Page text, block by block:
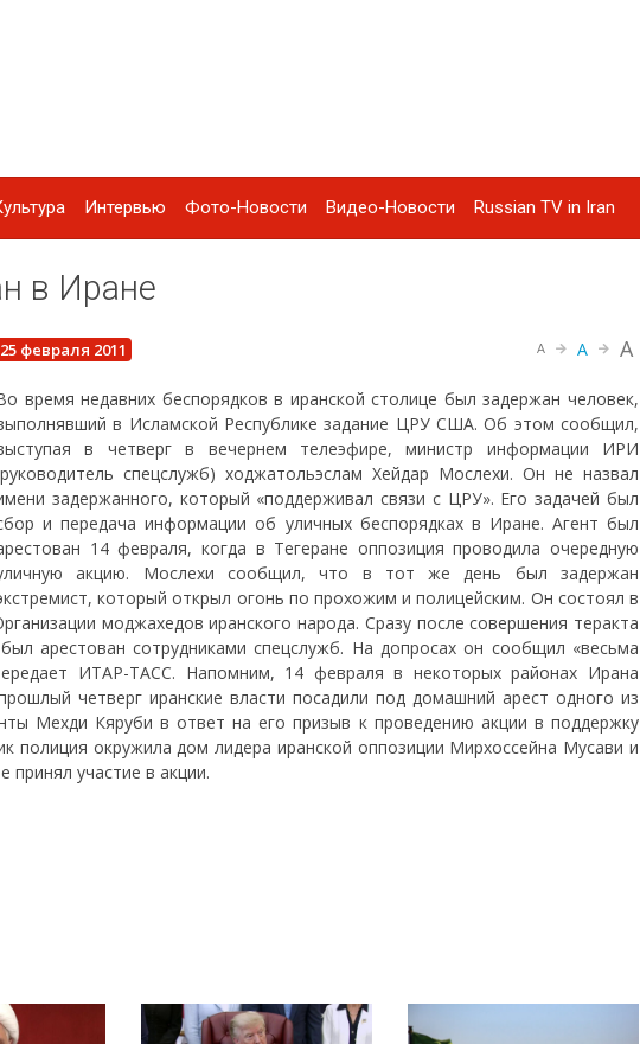
Интервью Фото-Новости Видео-Новости Russian TV in Iran
в Иране
25 февраля 2011 A A A
время недавних беспорядков в иранской столице был задержан человек,
в Исламской Республике задание ЦРУ США. Об этом сообщил,
в четверг в вечернем телеэфире, министр информации ИРИ
спецслужб) ходжатольэслам Хейдар Мослехи. Он не назвал
задержанного, который «поддерживал связи с ЦРУ». Его задачей был
и передача информации об уличных беспорядках в Иране. Агент был
14 февраля, когда в Тегеране оппозиция проводила очередную
акцию. Мослехи сообщил, что в тот же день был задержан
который открыл огонь по прохожим и полицейским. Он состоял в
моджахедов иранского народа. Сразу после совершения теракта
арестован сотрудниками спецслужб. На допросах он сообщил «весьма
ИТАР-ТАСС. Напомним, 14 февраля в некоторых районах Ирана
четверг иранские власти посадили под домашний арест одного из
Мехди Кяруби в ответ на его призыв к проведению акции в поддержку
полиция окружила дом лидера иранской оппозиции Мирхоссейна Мусави и
участие в акции.